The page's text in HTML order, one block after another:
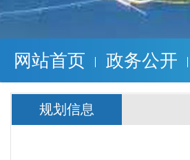
网站首页 政务公开
规划信息